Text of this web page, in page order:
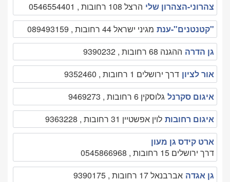
צהרוני-הצהרון שלי הרצל 108 רחובות , 0546554401
"קטנטנים"-ענת מגיני ישראל 44 רחובות , 089493159
גן הדרה ההגנה 68 רחובות , 9390232
אור לציון דרך ירושלים 1 רחובות , 9352460
איגום סקרנל גלוסקין 6 רחובות , 9469273
איגום רחובות לוין אפשטיין 31 רחובות , 9363228
ארט קידס גן מעון
דרך ירושלים 15 רחובות , 0545866968
גן אגדה אברבנאל 17 רחובות , 9390175